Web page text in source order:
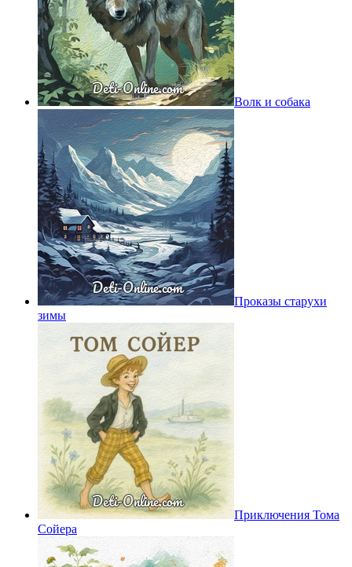
Волк и собака
Проказы старухи
зимы
Приключения Тома
Сойера